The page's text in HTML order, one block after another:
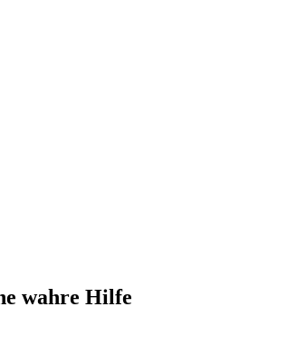
wahre Hilfe